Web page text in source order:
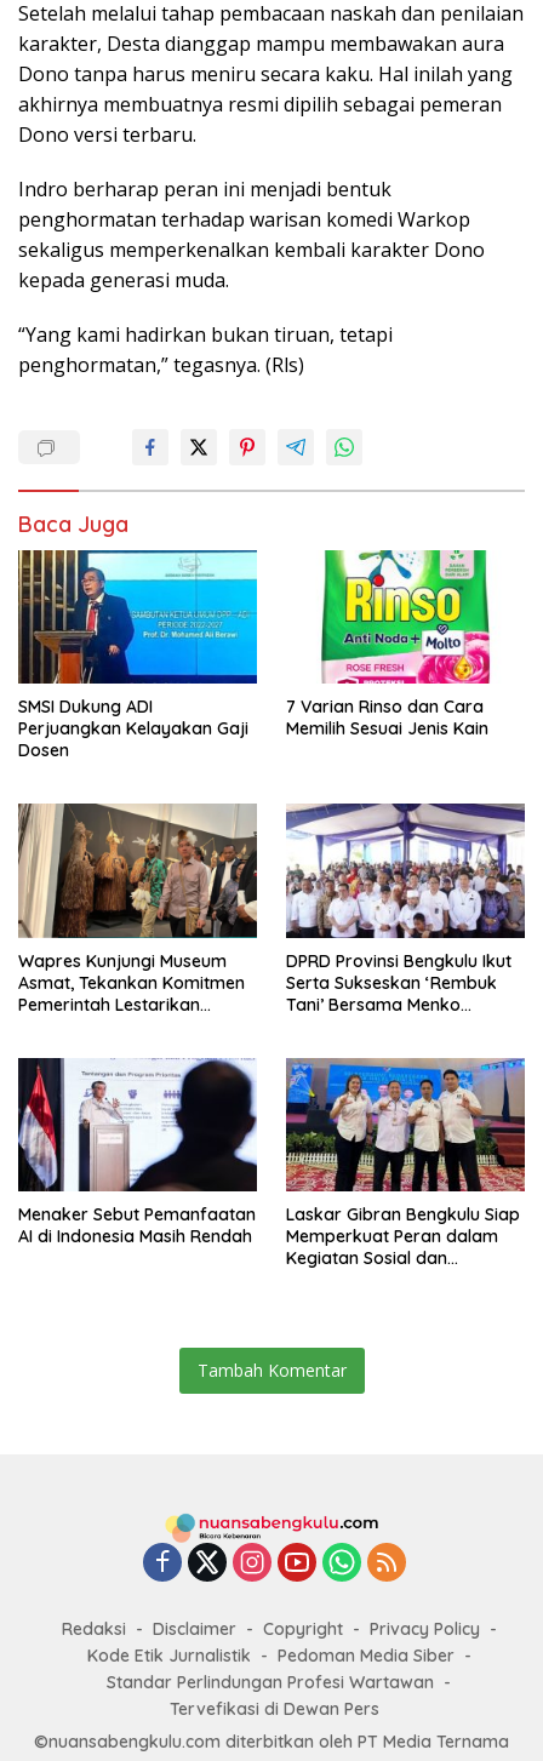
Setelah melalui tahap pembacaan naskah dan penilaian
karakter, Desta dianggap mampu membawakan aura
Dono tanpa harus meniru secara kaku. Hal inilah yang
akhirnya membuatnya resmi dipilih sebagai pemeran
Dono versi terbaru.
Indro berharap peran ini menjadi bentuk
penghormatan terhadap warisan komedi Warkop
sekaligus memperkenalkan kembali karakter Dono
kepada generasi muda.
“Yang kami hadirkan bukan tiruan, tetapi
penghormatan,” tegasnya. (Rls)
Baca Juga
SMSI Dukung ADI
Perjuangkan Kelayakan Gaji
Dosen
7 Varian Rinso dan Cara
Memilih Sesuai Jenis Kain
Wapres Kunjungi Museum
Asmat, Tekankan Komitmen
Pemerintah Lestarikan
DPRD Provinsi Bengkulu Ikut
Serta Sukseskan ‘Rembuk
Tani’ Bersama Menko
Menaker Sebut Pemanfaatan
AI di Indonesia Masih Rendah
Laskar Gibran Bengkulu Siap
Memperkuat Peran dalam
Kegiatan Sosial dan
Tambah Komentar
Redaksi Disclaimer Copyright
Privacy Policy
Kode Etik Jurnalistik
Pedoman Media Siber
Standar Perlindungan Profesi Wartawan
Tervefikasi di Dewan Pers
©nuansabengkulu.com diterbitkan oleh PT Media Ternama